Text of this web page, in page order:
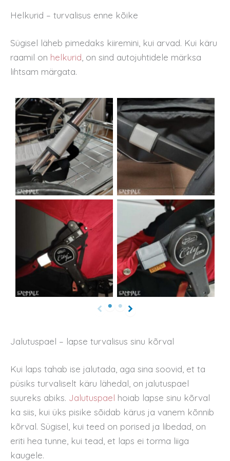
Helkurid – turvalisus enne kõike
Sügisel läheb pimedaks kiiremini, kui arvad. Kui käru
raamil on helkurid , on sind autojuhtidele märksa
lihtsam märgata.
Jalutuspael – lapse turvalisus sinu kõrval
Kui laps tahab ise jalutada, aga sina soovid, et ta
püsiks turvaliselt käru lähedal, on jalutuspael
suureks abiks. Jalutuspael hoiab lapse sinu kõrval
ka siis, kui üks pisike sõidab kärus ja vanem kõnnib
kõrval. Sügisel, kui teed on porised ja libedad, on
eriti hea tunne, kui tead, et laps ei torma liiga
kaugele.